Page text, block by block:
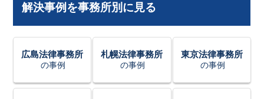
解決事例を事務所別に見る
広島法律事務所
の事例
札幌法律事務所
の事例
東京法律事務所
の事例